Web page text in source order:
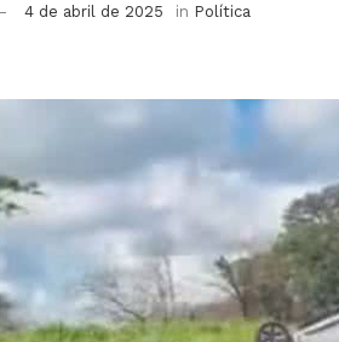
4 de abril de 2025 in Política